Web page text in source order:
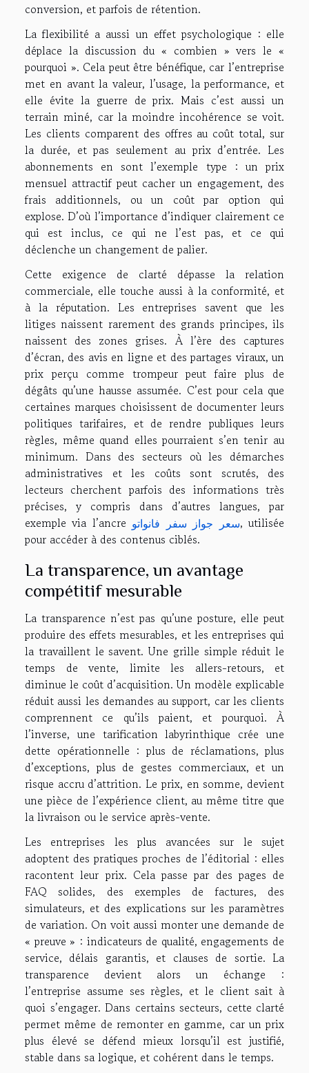
conversion, et parfois de rétention.
La flexibilité a aussi un effet psychologique : elle
déplace la discussion du « combien » vers le «
pourquoi ». Cela peut être bénéfique, car l’entreprise
met en avant la valeur, l’usage, la performance, et
elle évite la guerre de prix. Mais c’est aussi un
terrain miné, car la moindre incohérence se voit.
Les clients comparent des offres au coût total, sur
la durée, et pas seulement au prix d’entrée. Les
abonnements en sont l’exemple type : un prix
mensuel attractif peut cacher un engagement, des
frais additionnels, ou un coût par option qui
explose. D’où l’importance d’indiquer clairement ce
qui est inclus, ce qui ne l’est pas, et ce qui
déclenche un changement de palier.
Cette exigence de clarté dépasse la relation
commerciale, elle touche aussi à la conformité, et
à la réputation. Les entreprises savent que les
litiges naissent rarement des grands principes, ils
naissent des zones grises. À l’ère des captures
d’écran, des avis en ligne et des partages viraux, un
prix perçu comme trompeur peut faire plus de
dégâts qu’une hausse assumée. C’est pour cela que
certaines marques choisissent de documenter leurs
politiques tarifaires, et de rendre publiques leurs
règles, même quand elles pourraient s’en tenir au
minimum. Dans des secteurs où les démarches
administratives et les coûts sont scrutés, des
lecteurs cherchent parfois des informations très
précises, y compris dans d’autres langues, par
exemple via l’ancre سعر جواز سفر فانواتو, utilisée
pour accéder à des contenus ciblés.
La transparence, un avantage
compétitif mesurable
La transparence n’est pas qu’une posture, elle peut
produire des effets mesurables, et les entreprises qui
la travaillent le savent. Une grille simple réduit le
temps de vente, limite les allers-retours, et
diminue le coût d’acquisition. Un modèle explicable
réduit aussi les demandes au support, car les clients
comprennent ce qu’ils paient, et pourquoi. À
l’inverse, une tarification labyrinthique crée une
dette opérationnelle : plus de réclamations, plus
d’exceptions, plus de gestes commerciaux, et un
risque accru d’attrition. Le prix, en somme, devient
une pièce de l’expérience client, au même titre que
la livraison ou le service après-vente.
Les entreprises les plus avancées sur le sujet
adoptent des pratiques proches de l’éditorial : elles
racontent leur prix. Cela passe par des pages de
FAQ solides, des exemples de factures, des
simulateurs, et des explications sur les paramètres
de variation. On voit aussi monter une demande de
« preuve » : indicateurs de qualité, engagements de
service, délais garantis, et clauses de sortie. La
transparence devient alors un échange :
l’entreprise assume ses règles, et le client sait à
quoi s’engager. Dans certains secteurs, cette clarté
permet même de remonter en gamme, car un prix
plus élevé se défend mieux lorsqu’il est justifié,
stable dans sa logique, et cohérent dans le temps.